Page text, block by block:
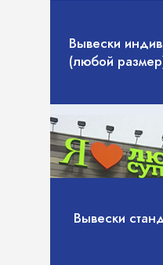
Вывески
(любой
Вывески